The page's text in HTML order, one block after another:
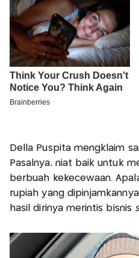
Della Puspita mengklaim
Pasalnya, niat baik untuk
berbuah kekecewaan.
rupiah yang
hasil dirinya merintis bisnis